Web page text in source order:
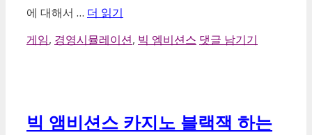
에 대해서 … 더 읽기
카
게임, 경영시뮬레이션, 빅 엠비션스 댓글 남기기
빅 앰비션스 카지노 블랙잭 하는